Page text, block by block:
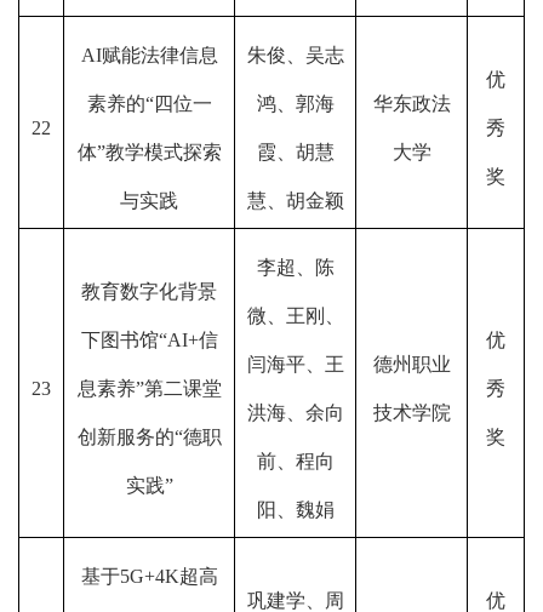
22
AI赋能法律信息
素养的“四位一
体”教学模式探索
与实践
朱俊、吴志
鸿、郭海
霞、胡慧
慧、胡金颖
华东政法
大学
优
秀
奖
23
教育数字化背景
下图书馆“AI+信
息素养”第二课堂
创新服务的“德职
实践”
李超、陈
微、王刚、
闫海平、王
洪海、余向
前、程向
阳、魏娟
德州职业
技术学院
优
秀
奖
基于5G+4K超高
巩建学、周 优